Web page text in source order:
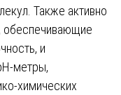
Также активно
обеспечивающие
и
метры,
химических